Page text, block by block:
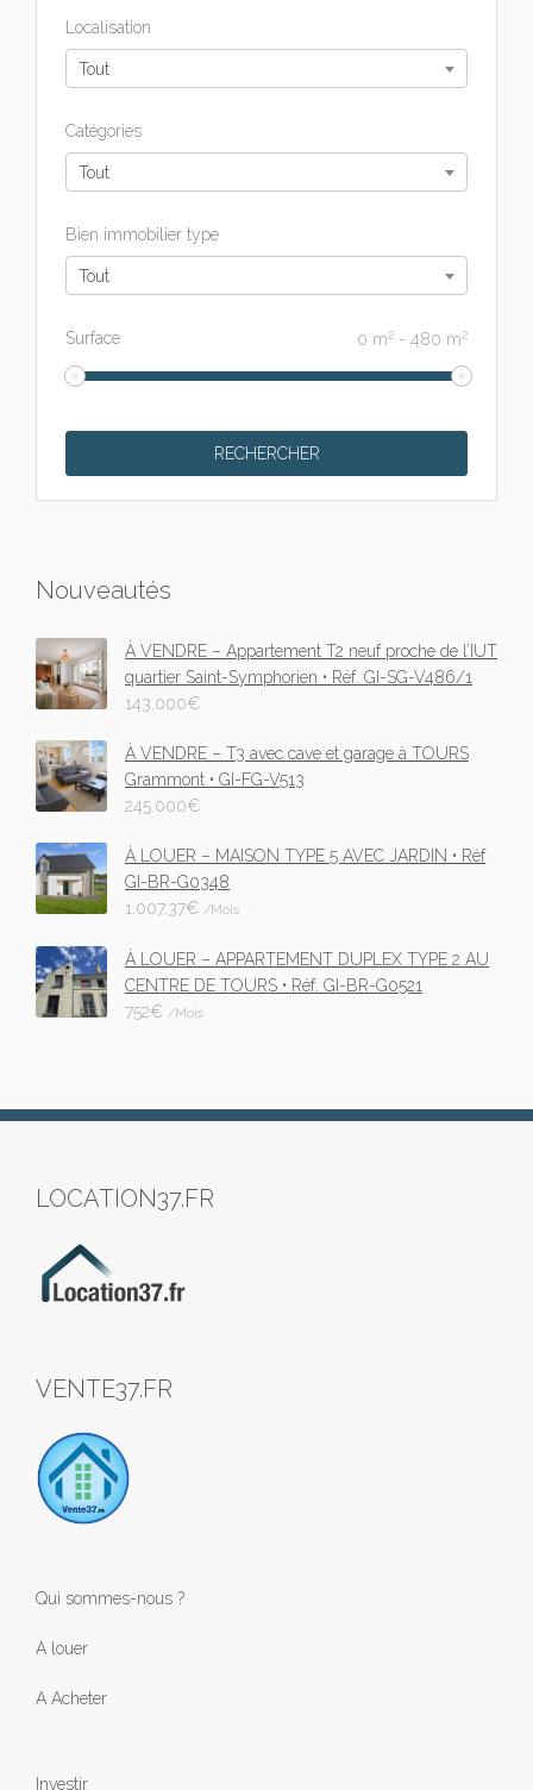
Localisation
Tout
Catégories
Tout
Bien immobilier type
Tout
Surface 0 m2 - 480 m2
Nouveautés
À VENDRE – Appartement T2 neuf proche de l’IUT
quartier Saint-Symphorien • Réf. GI-SG-V486/1
143.000€
À VENDRE – T3 avec cave et garage à TOURS
Grammont • GI-FG-V513
245.000€
À LOUER – MAISON TYPE 5 AVEC JARDIN • Réf
GI-BR-G0348
1.007,37€ /Mois
À LOUER – APPARTEMENT DUPLEX TYPE 2 AU
CENTRE DE TOURS • Réf. GI-BR-G0521
752€ /Mois
LOCATION37.FR
VENTE37.FR
Qui sommes-nous ?
A louer
A Acheter
Investir